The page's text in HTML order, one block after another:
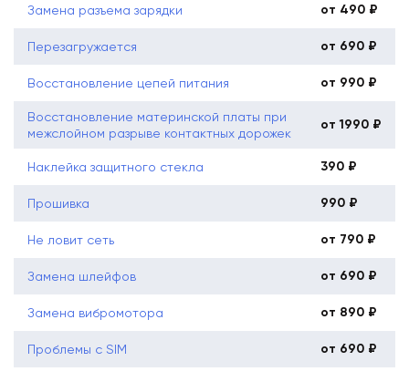
Замена разъема зарядки от 490 ₽
Перезагружается от 690 ₽
Восстановление цепей питания от 990 ₽
Восстановление материнской платы при
межслойном разрыве контактных дорожек
от 1990 ₽
Наклейка защитного стекла 390 ₽
Прошивка 990 ₽
Не ловит сеть от 790 ₽
Замена шлейфов от 690 ₽
Замена вибромотора от 890 ₽
Проблемы с SIM от 690 ₽